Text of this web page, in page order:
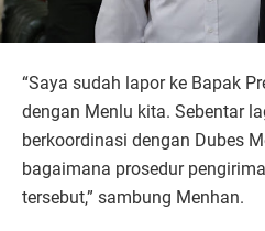
“Saya sudah lapor ke Bapak
dengan Menlu kita. Sebentar
berkoordinasi dengan Dubes
bagaimana prosedur
tersebut,” sambung Menhan.